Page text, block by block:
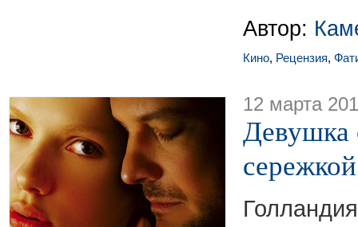
Автор:
Кино, Рецензия,
12 марта
сережкой